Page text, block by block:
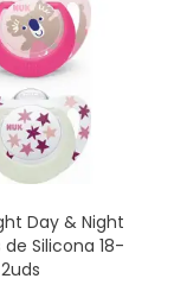
Day & Night
Silicona 18-